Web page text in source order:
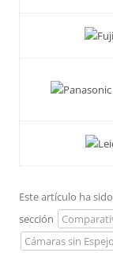
Este artículo ha
sección
Cámaras sin Espejo